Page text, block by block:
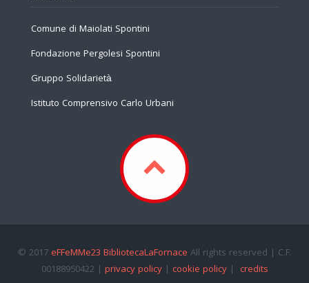
Comune di Maiolati Spontini
Fondazione Pergolesi Spontini
Gruppo Solidarietà
Istituto Comprensivo Carlo Urbani
© 2017 eFFeMMe23 BibliotecaLaFornace All rights reserved | C.F.
00188950422 | privacy policy| cookie policy| credits